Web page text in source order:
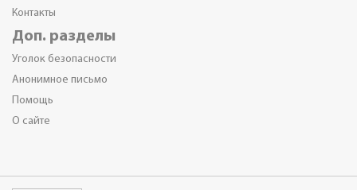
Контакты
Доп. разделы
Уголок безопасности
Анонимное письмо
Помощь
О сайте